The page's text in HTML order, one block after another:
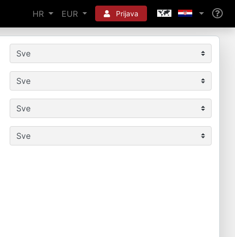
HR EUR Prijava